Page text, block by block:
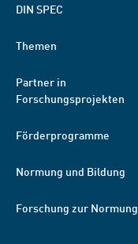
DIN SPEC
Themen
Partner in
Forschungsprojekten
Förderprogramme
Normung und Bildung
Forschung zur Normung